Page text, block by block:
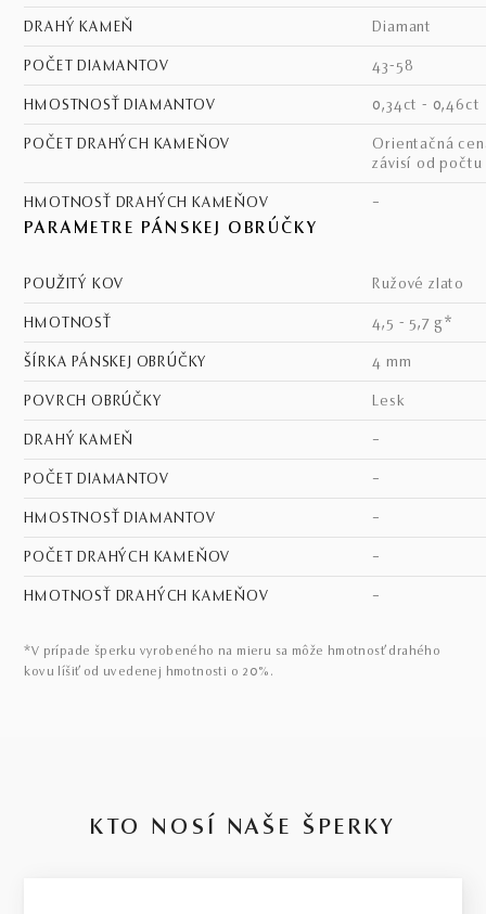
DRAHÝ KAMEŇ diamant
POČET DIAMANTOV 43-58
HMOSTNOSŤ DIAMANTOV 0,34ct - 0,46ct
POČET DRAHÝCH KAMEŇOV
Orientačná cena - cena
závisí od počtu
HMOTNOSŤ DRAHÝCH KAMEŇOV –
PARAMETRE PÁNSKEJ OBRÚČKY
POUŽITÝ KOV ružové zlato
HMOTNOSŤ 4,5 - 5,7 g*
ŠÍRKA PÁNSKEJ OBRÚČKY 4 mm
POVRCH OBRÚČKY lesk
DRAHÝ KAMEŇ –
POČET DIAMANTOV –
HMOSTNOSŤ DIAMANTOV –
POČET DRAHÝCH KAMEŇOV –
HMOTNOSŤ DRAHÝCH KAMEŇOV –
*V prípade šperku vyrobeného na mieru sa môže hmotnosť drahého
kovu líšiť od uvedenej hmotnosti o 20%.
KTO NOSÍ NAŠE ŠPERKY